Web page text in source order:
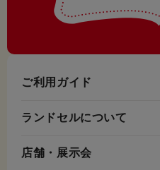
ご利用ガイド
ランドセルについて
店舗・展示会